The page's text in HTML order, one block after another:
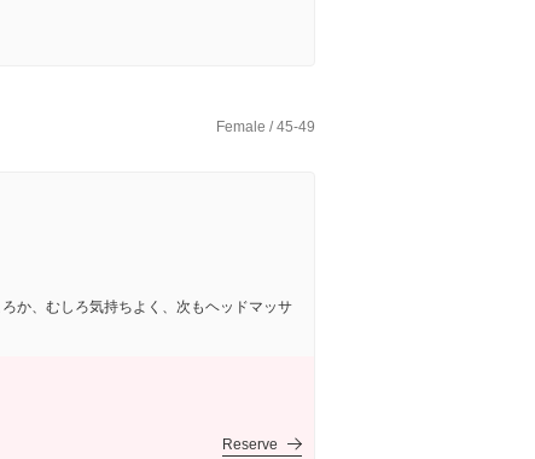
Female / 45-49
か、むしろ気持ちよく、次もヘッドマッサ
Reserve